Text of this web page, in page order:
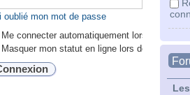
oublié mon mot de passe
Me connecter automatiquement lors de
Masquer mon statut en ligne lors de cette